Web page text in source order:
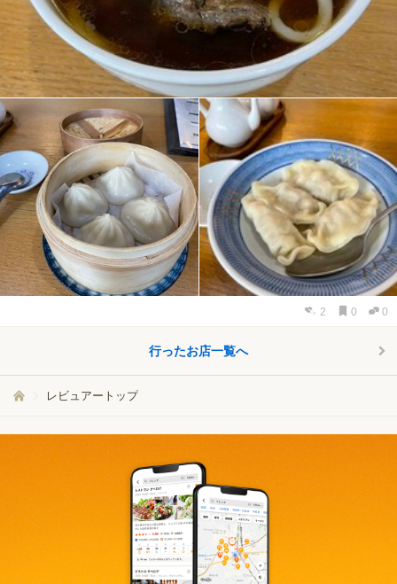
2 0 0
行ったお店一覧へ
レビュアートップ